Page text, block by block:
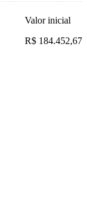
Valor inicial
R$ 184.452,67